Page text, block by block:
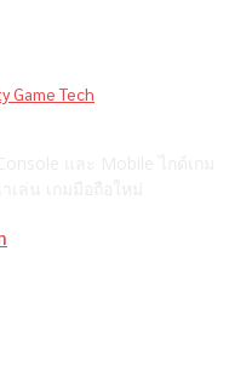
Game Tech